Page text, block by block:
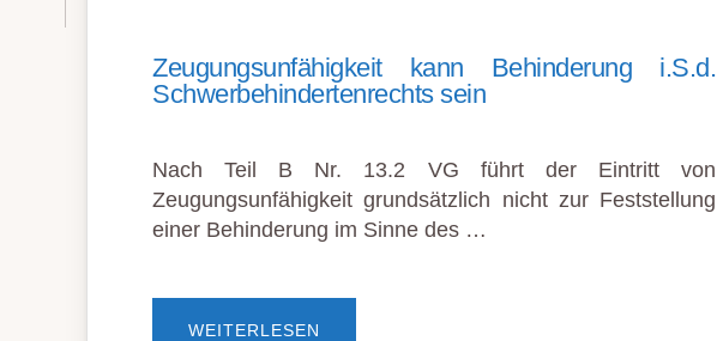
Zeugungsunfähigkeit kann Behinderung i.S.d.
Schwerbehindertenrechts sein
Nach Teil B Nr. 13.2 VG führt der Eintritt von
Zeugungsunfähigkeit grundsätzlich nicht zur Feststellung
einer Behinderung im Sinne des …
WEITERLESEN